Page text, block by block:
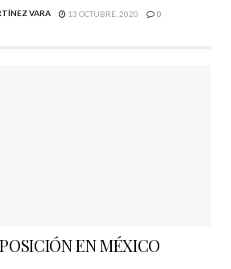
VARA 13 OCTUBRE, 2020 0
EN MÉXICO